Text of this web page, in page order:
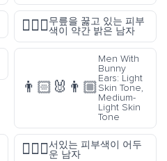
🧎🏼‍♂️무릎을 꿇고 있는 피부
색이 약간 밝은 남자
👨🏻‍🐰‍👨🏼
Men With
Bunny
Ears: Light
Skin Tone,
Medium-
Light Skin
Tone
🧍🏿‍♂️서있는 피부색이 어두
운 남자